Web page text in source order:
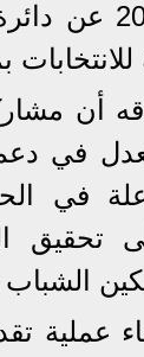
لانتخابات
أن
في
في
تحقيق
الشباب
عملية